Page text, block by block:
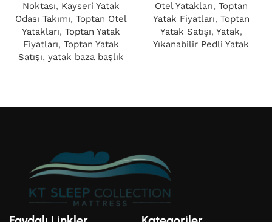
Noktası, Kayseri Yatak
Odası Takımı, Toptan Otel
Yatakları, Toptan Yatak
Fiyatları, Toptan Yatak
Satışı, yatak baza başlık
Otel Yatakları, Toptan
Yatak Fiyatları, Toptan
Yatak Satışı, Yatak,
Yıkanabilir Pedli Yatak